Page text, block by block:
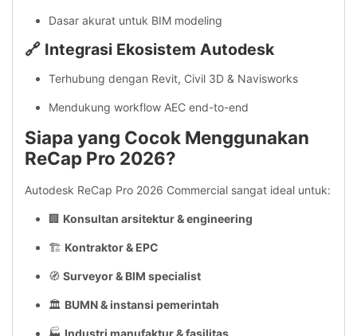
Dasar akurat untuk BIM modeling
🔗 Integrasi Ekosistem Autodesk
Terhubung dengan Revit, Civil 3D & Navisworks
Mendukung workflow AEC end-to-end
Siapa yang Cocok Menggunakan
ReCap Pro 2026?
Autodesk ReCap Pro 2026 Commercial sangat ideal untuk:
🏢 Konsultan arsitektur & engineering
🏗️ Kontraktor & EPC
🧭 Surveyor & BIM specialist
🏛️ BUMN & instansi pemerintah